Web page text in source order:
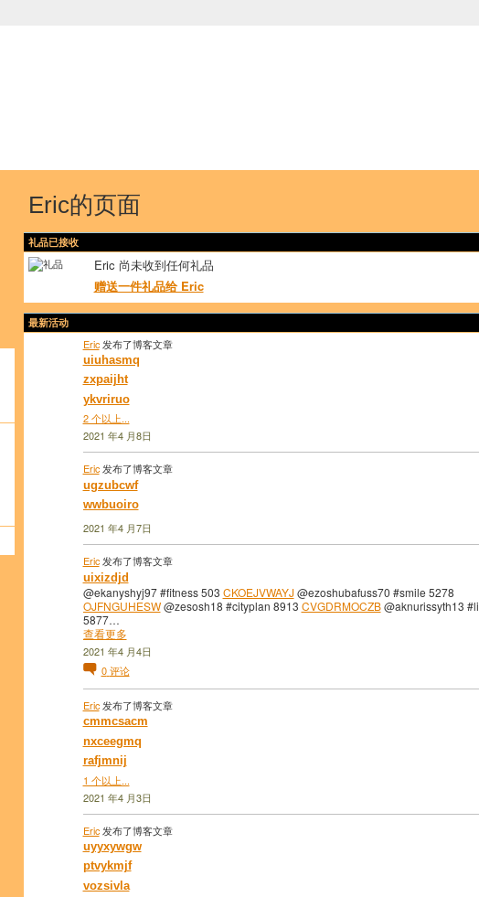
Eric的页面
礼品已接收
Eric 尚未收到任何礼品
赠送一件礼品给 Eric
最新活动
Eric发布了博客文章
uiuhasmq
zxpaijht
ykvriruo
2 个以上...
2021 年4 月8日
Eric发布了博客文章
ugzubcwf
wwbuoiro
2021 年4 月7日
Eric发布了博客文章
uixizdjd
@ekanyshyj97 #fitness 503 CKOEJVWAYJ @ezoshubafuss70 #smile 5278
OJFNGUHESW@zesosh18 #cityplan 8913 CVGDRMOCZB@aknurissyth13
5877…
查看更多
2021 年4 月4日
0 评论
Eric发布了博客文章
cmmcsacm
nxceegmq
rafjmnij
1 个以上...
2021 年4 月3日
Eric发布了博客文章
uyyxywgw
ptvykmjf
vozsivla